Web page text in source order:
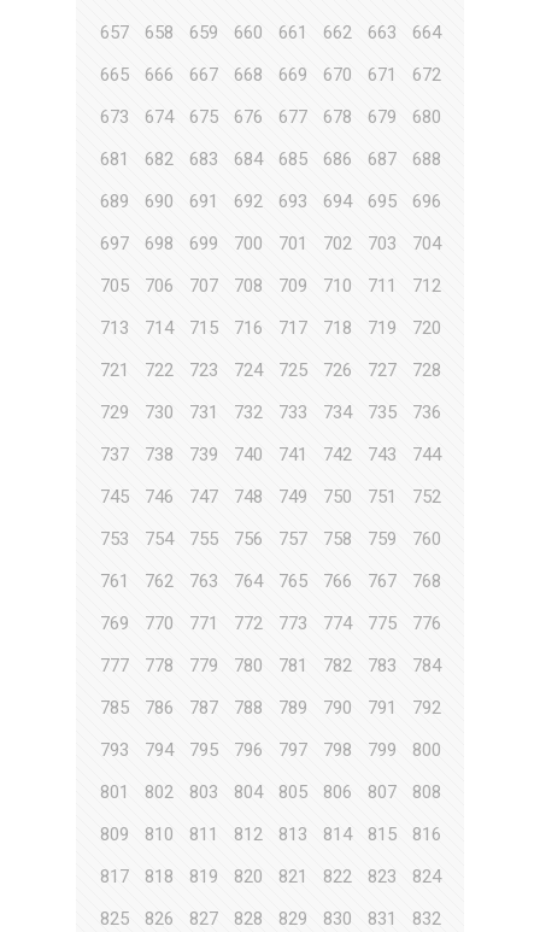
657
658 659 660 661 662 663
664
665
666 667 668 669 670 671
672
673
674 675 676 677 678 679
680
681
682 683 684 685 686 687
688
689
690 691 692 693 694 695
696
697
698 699 700 701 702 703
704
705
706 707 708 709 710 711
712
713
714 715 716 717 718 719
720
721
722 723 724 725 726 727
728
729
730 731 732 733 734 735
736
737
738 739 740 741 742 743
744
745
746 747 748 749 750 751
752
753
754 755 756 757 758 759
760
761
762 763 764 765 766 767
768
769
770 771 772 773 774 775
776
777
778 779 780 781 782 783
784
785
786 787 788 789 790 791
792
793
794 795 796 797 798 799
800
801
802 803 804 805 806 807
808
809
810 811 812 813 814 815
816
817
818 819 820 821 822 823
824
825
826 827 828 829 830 831
832